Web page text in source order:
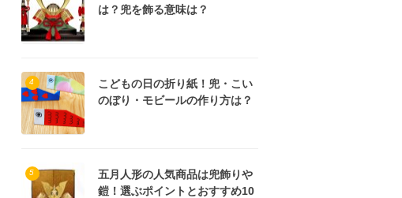
は？兜を飾る意味は？
4
こどもの日の折り紙！兜・こい
のぼり・モビールの作り方は？
5
五月人形の人気商品は兜飾りや
鎧！選ぶポイントとおすすめ10